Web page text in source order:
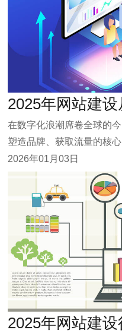
是AI的深度渗透，让网站
对人性化和真实感的极致
在数字化浪潮席卷全球的
塑造品牌、获取流量的核
正经历从“建站”向“数字运
势与技术实践，探讨如何通
设”两大方向，打造兼具转
2026年01月03日